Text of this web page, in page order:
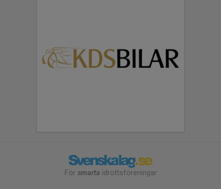
För smarta idrottsföreningar